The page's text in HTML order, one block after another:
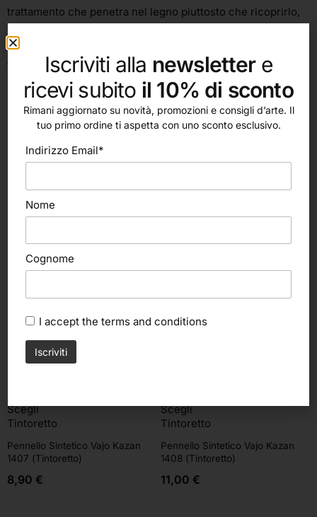
trattamento che penetra nel legno piuttosto che ricoprirlo,
classica sfogliatura della vernice esterna. Antiscivolo al
tatto, regala un’impugnatura più salda che garantisce la
massima precisione.
Scegli
Tintoretto
Pennello Sintetico Vajo Kazan
1407 (Tintoretto)
8,90 €
Scegli
Tintoretto
Pennello Sintetico Vajo Kazan
1408 (Tintoretto)
11,00 €
Iscriviti alla newslettere
ricevi subito il 10% di sconto
Rimani aggiornato su novità, promozioni e consigli d’arte. Il
tuo primo ordine ti aspetta con uno sconto esclusivo.
Indirizzo Email*
Nome
Cognome
I accept the terms and conditions